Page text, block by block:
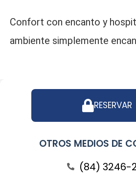
Confort con encanto y
ambiente simplemente
RESERVAR
OTROS MEDIOS DE
(84) 3246-